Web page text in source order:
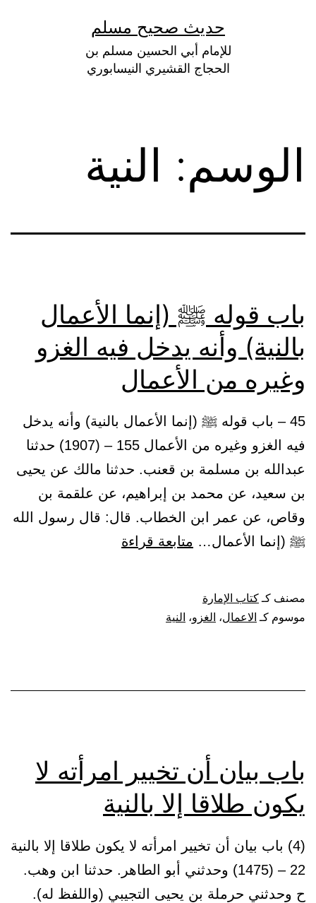
حديث صحيح مسلم
للإمام أبي الحسين مسلم بن
الحجاج القشيري النيسابوري
الوسم: النية
باب قوله ﷺ (إنما الأعمال
بالنية) وأنه يدخل فيه الغزو
وغيره من الأعمال
45 – باب قوله ﷺ (إنما الأعمال بالنية) وأنه يدخل
فيه الغزو وغيره من الأعمال 155 – (1907) حدثنا
عبدالله بن مسلمة بن قعنب. حدثنا مالك عن يحيى
بن سعيد، عن محمد بن إبراهيم، عن علقمة بن
وقاص، عن عمر ابن الخطاب. قال: قال رسول الله
ﷺ (إنما الأعمال… متابعة قراءة
الغزو
وغيره
من
مصنف كـكتاب الإمارة
موسوم كـ الاعمال، الغزو، النية
باب بيان أن تخيير امرأته لا
يكون طلاقا إلا بالنية
(4) باب بيان أن تخيير امرأته لا يكون طلاقا إلا بالنية
22 – (1475) وحدثني أبو الطاهر. حدثنا ابن وهب.
ح وحدثني حرملة بن يحيى التجيبي (واللفظ له).